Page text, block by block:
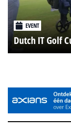
EVENT
Dutch IT Golf